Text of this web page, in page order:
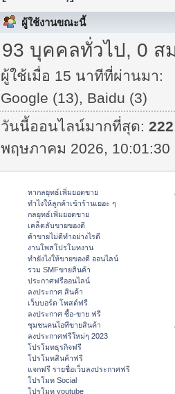
ผู้ใช้งานขณะนี้
93 บุคคลทั่วไป, 0 ส
ผู้ใช้เมื่อ 15 นาทีที่ผ่านมา:
Google (13), Baidu (3)
วันนี้ออนไลน์มากที่สุด:222
พฤษภาคม 2026, 10:01:30
หากลยุทธ์เพิ่มยอดขาย
ทําไงให้ลูกค้าเข้าร้านเยอะ ๆ
กลยุทธ์เพิ่มยอดขาย
เคล็ดลับขายของดี
ค้าขายไม่ดีทำอย่างไรดี
งานโพสโปรโมทงาน
ทํายังไงให้ขายของดี ออนไลน์
รวม SMFขายสินค้า
ประกาศฟรีออนไลน์
ลงประกาศ สินค้า
เว็บบอร์ด โพสต์ฟรี
ลงประกาศ ซื้อ-ขาย ฟรี
ชุมชนคนไอทีขายสินค้า
ลงประกาศฟรีใหม่ๆ 2023
โปรโมทธุรกิจฟรี
โปรโมทสินค้าฟรี
แจกฟรี รายชื่อเว็บลงประกาศฟรี
โปรโมท Social
โปรโมท youtube